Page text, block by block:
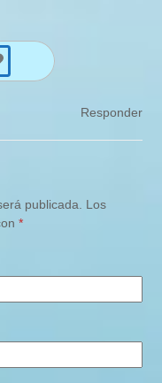
Responder
publicada. Los
*